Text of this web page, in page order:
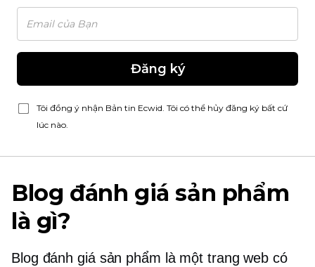
Đăng ký
Tôi đồng ý nhận Bản tin Ecwid. Tôi có thể hủy đăng ký bất cứ
lúc nào.
Blog đánh giá sản phẩm
là gì?
Blog đánh giá sản phẩm là một trang web có